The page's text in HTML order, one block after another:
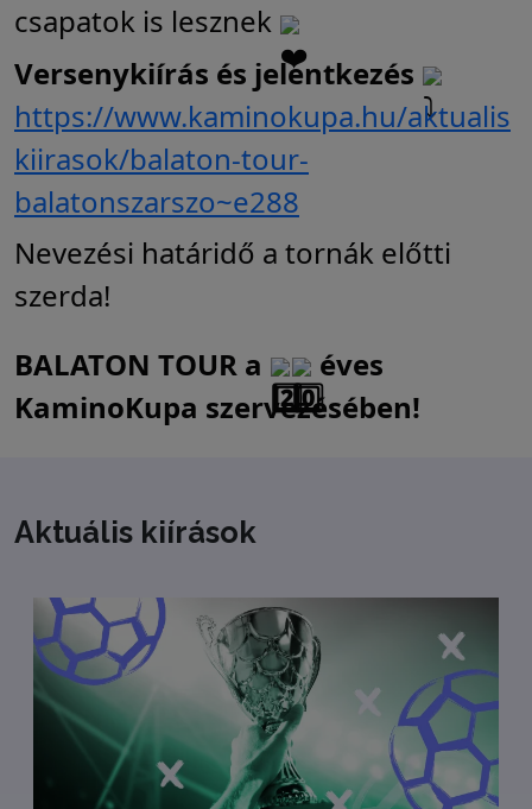
csapatok is lesznek
Versenykiírás és jelentkezés
https://www.kaminokupa.hu/aktualis
kiirasok/balaton-tour-
balatonszarszo~e288
Nevezési határidő a tornák előtti
szerda!
BALATON TOUR a
éves
KaminoKupa szervezésében!
−
Aktuális kiírások